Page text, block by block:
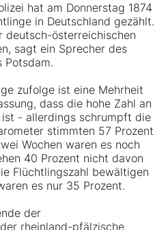
hat am Donnerstag 1874
in Deutschland gezählt.
deutsch-österreichischen
sagt ein Sprecher des
Potsdam.
zufolge ist eine Mehrheit
dass die hohe Zahl an
- allerdings schrumpft die
stimmten 57 Prozent
Wochen waren es noch
40 Prozent nicht davon
Flüchtlingszahl bewältigen
es nur 35 Prozent.
der
rheinland-pfälzische